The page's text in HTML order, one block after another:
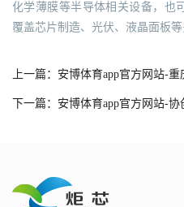
化学薄膜等半导体相关设备，也
覆盖芯片制造、光伏、液晶面板等